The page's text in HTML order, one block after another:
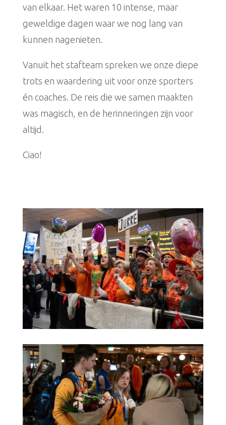
van elkaar. Het waren 10 intense, maar
geweldige dagen waar we nog lang van
kunnen nagenieten.
Vanuit het stafteam spreken we onze diepe
trots en waardering uit voor onze sporters
én coaches. De reis die we samen maakten
was magisch, en de herinneringen zijn voor
altijd.
Ciao!